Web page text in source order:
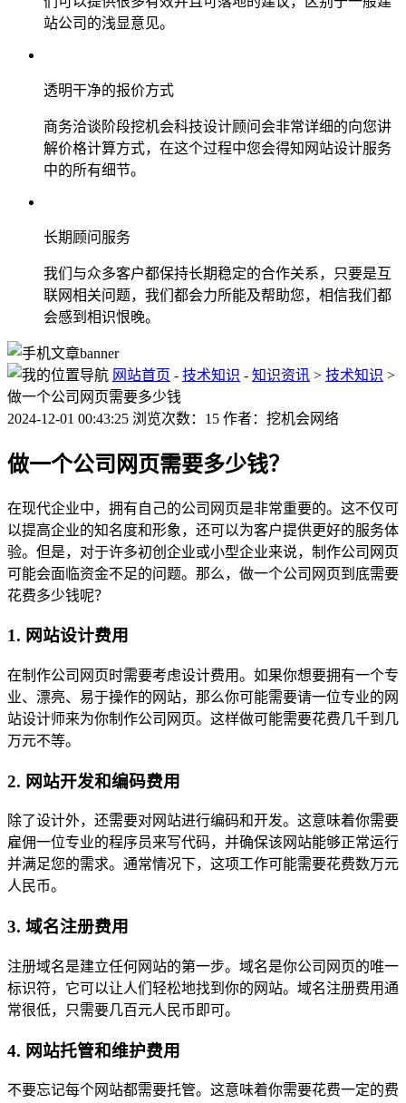
站公司的浅显意见。
透明干净的报价方式
商务洽谈阶段挖机会科技设计顾问会非常详细的向您讲
解价格计算方式，在这个过程中您会得知网站设计服务
中的所有细节。
长期顾问服务
我们与众多客户都保持长期稳定的合作关系，只要是互
联网相关问题，我们都会力所能及帮助您，相信我们都
会感到相识恨晚。
网站首页 - 技术知识 - 知识资讯 > 技术知识 >
做一个公司网页需要多少钱
2024-12-01 00:43:25 浏览次数：15 作者：挖机会网络
做一个公司网页需要多少钱？
在现代企业中，拥有自己的公司网页是非常重要的。这不仅可
以提高企业的知名度和形象，还可以为客户提供更好的服务体
验。但是，对于许多初创企业或小型企业来说，制作公司网页
可能会面临资金不足的问题。那么，做一个公司网页到底需要
花费多少钱呢？
1. 网站设计费用
在制作公司网页时需要考虑设计费用。如果你想要拥有一个专
业、漂亮、易于操作的网站，那么你可能需要请一位专业的网
站设计师来为你制作公司网页。这样做可能需要花费几千到几
万元不等。
2. 网站开发和编码费用
除了设计外，还需要对网站进行编码和开发。这意味着你需要
雇佣一位专业的程序员来写代码，并确保该网站能够正常运行
并满足您的需求。通常情况下，这项工作可能需要花费数万元
人民币。
3. 域名注册费用
注册域名是建立任何网站的第一步。域名是你公司网页的唯一
标识符，它可以让人们轻松地找到你的网站。域名注册费用通
常很低，只需要几百元人民币即可。
4. 网站托管和维护费用
不要忘记每个网站都需要托管。这意味着你需要花费一定的费